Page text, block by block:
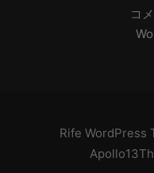
コ
Rife WordPress